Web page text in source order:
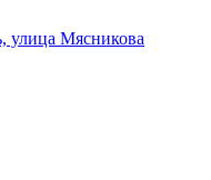
улица Мясникова